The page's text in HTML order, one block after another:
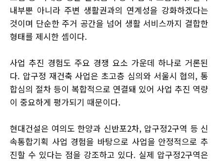
내부뿐 아니라 주변 생활권과의 연계성을 강화하겠다는
것이며 단순한 주거 공간을 넘어 생활 서비스까지 결합한
형태를 제시한 셈이다.
사업 추진 경험도 주요 경쟁 요소 가운데 하나로 거론된
다. 압구정 재건축 사업은 초고층 심의와 서울시 협의, 통
합심의 절차 등이 복합적으로 연결돼 있어 사업 추진 역량
이 중요하게 평가되기 때문이다.
현대건설은 여의도 한양과 신반포2차, 압구정2구역 등 신
속통합기획 사업 경험을 바탕으로 사업을 안정적으로 추
진할 수 있다는 점을 강조하고 있다. 실제 압구정2구역은